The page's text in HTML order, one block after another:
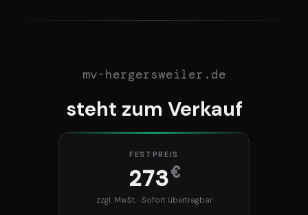
mv-hergersweiler.de
steht zum Verkauf
FESTPREIS
273€
zzgl. MwSt. · Sofort übertragbar